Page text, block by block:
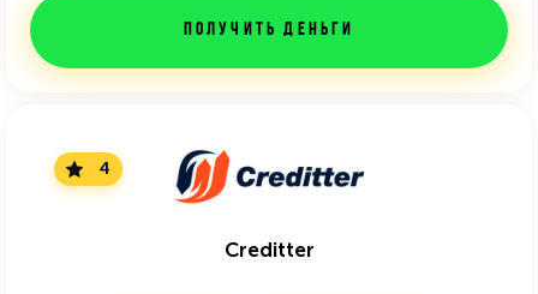
Получить деньги
4
Creditter